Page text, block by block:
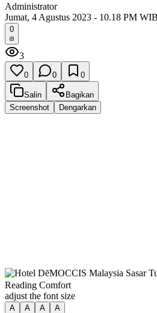
Administrator
Jumat, 4 Agustus 2023 - 10.18 PM WIB
0
3
0 0 0
Salin
Bagikan
Screenshot
Dengarkan
Reading Comfort
adjust the font size
A A A A